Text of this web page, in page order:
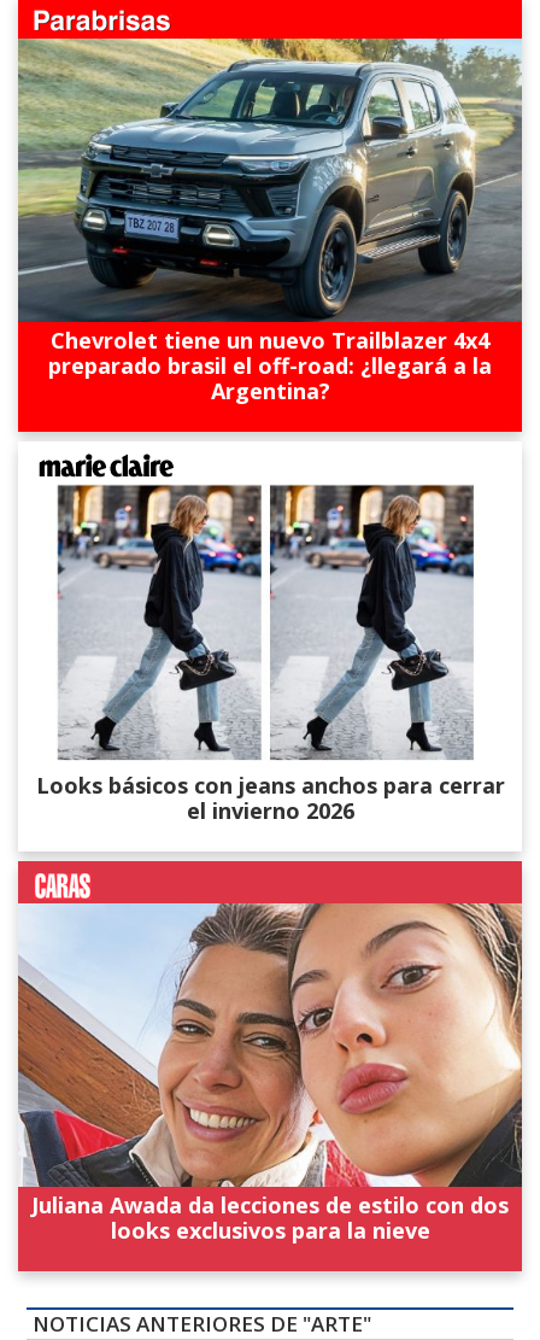
Chevrolet tiene un nuevo Trailblazer 4x4
preparado brasil el off-road: ¿llegará a la
Argentina?
Looks básicos con jeans anchos para cerrar
el invierno 2026
Juliana Awada da lecciones de estilo con dos
looks exclusivos para la nieve
NOTICIAS ANTERIORES DE "ARTE"